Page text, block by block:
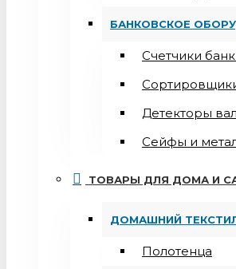
БАНКОВСКОЕ
Счетчики
Детекторы
Сейфы и
ТОВАРЫ ДЛЯ ДОМА И
ДОМАШНИЙ
Полотенца